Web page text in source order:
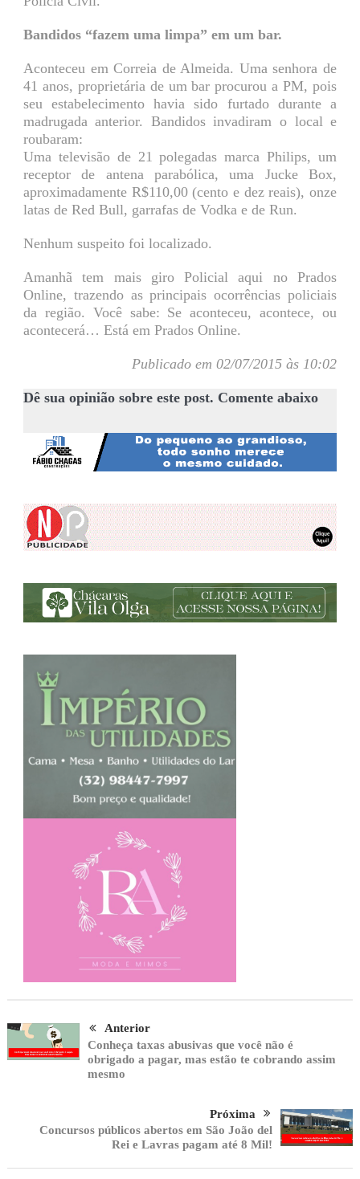
Bandidos “fazem uma limpa” em um bar.
Aconteceu em Correia de Almeida. Uma senhora de
41 anos, proprietária de um bar procurou a PM, pois
seu estabelecimento havia sido furtado durante a
madrugada anterior. Bandidos invadiram o local e
roubaram:
Uma televisão de 21 polegadas marca Philips, um
receptor de antena parabólica, uma Jucke Box,
aproximadamente R$110,00 (cento e dez reais), onze
latas de Red Bull, garrafas de Vodka e de Run.
Nenhum suspeito foi localizado.
Amanhã tem mais giro Policial aqui no Prados
Online, trazendo as principais ocorrências policiais
da região. Você sabe: Se aconteceu, acontece, ou
acontecerá… Está em Prados Online.
Publicado em 02/07/2015 às 10:02
Dê sua opinião sobre este post. Comente abaixo
Anterior
Conheça taxas abusivas que você não é
obrigado a pagar, mas estão te cobrando assim
mesmo
Próxima
Concursos públicos abertos em São João del
Rei e Lavras pagam até 8 Mil!